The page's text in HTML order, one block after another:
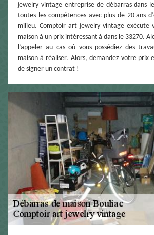
jewelry vintage entreprise de débarras dans
toutes les compétences avec plus de 20 ans
milieu. Comptoir art jewelry vintage exécute
maison à un prix intéressant à dans le 33270.
l’appeler au cas où vous possédiez des
maison à réaliser. Alors, demandez votre prix
de signer un contrat !